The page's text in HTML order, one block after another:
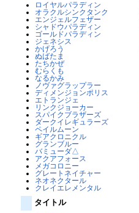
ロイヤルパラディン
オラクルシンクタンク
エンジェルフェザー
シャドウパラディン
ゴールドパラディン
ジェネシス
かげろう
ぬばたま
たちかぜ
むらくも
なるかみ
ノヴァグラップラー
ディメンジョンポリス
エトランジェ
リンクジョーカー
スパイクブラザーズ
ダークイレギュラーズ
ペイルムーン
ギアクロニクル
グランブルー
バミューダ△
アクアフォース
メガコロニー
グレートネイチャー
ネオネクタール
クレイエレメンタル
タイトル